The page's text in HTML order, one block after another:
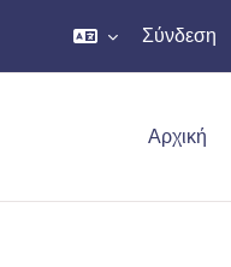
Σύνδεση
Αρχική